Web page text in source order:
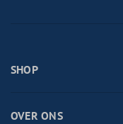
SHOP
OVER ONS